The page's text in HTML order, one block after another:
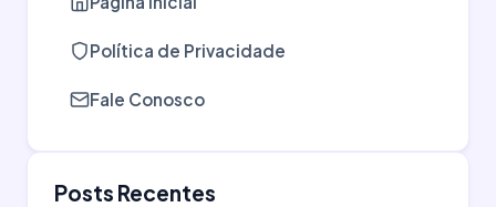
Política de Privacidade
Fale Conosco
Posts Recentes